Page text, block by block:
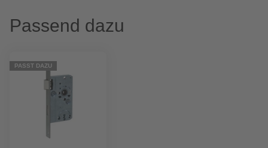
Passend dazu
PASST DAZU